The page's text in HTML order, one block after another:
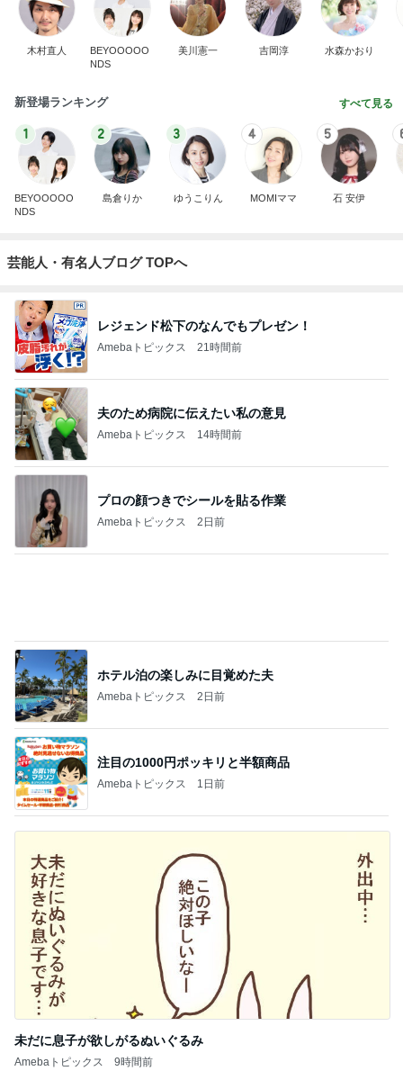
木村直人
BEYOOOOO
NDS
美川憲一 吉岡淳 水森かおり
新登場ランキング すべて見る
1
BEYOOOOO
NDS
2
島倉りか
3
ゆうこりん
4
MOMIママ
5
石 安伊
芸能人・有名人ブログ TOPへ
レジェンド松下のなんでもプレゼン！
Amebaトピックス 21時間前
夫のため病院に伝えたい私の意見
Amebaトピックス 14時間前
プロの顔つきでシールを貼る作業
Amebaトピックス 2日前
注目の1000円ポッキリと半額商品
Amebaトピックス 1日前
未だに息子が欲しがるぬいぐるみ
Amebaトピックス
記事を読む